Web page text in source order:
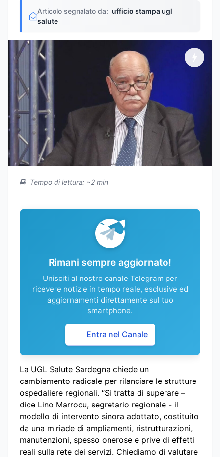
Articolo segnalato da: ufficio stampa ugl
salute
Tempo di lettura: ~2 min
Rimani sempre aggiornato!
Unisciti al nostro canale Telegram per
ricevere notizie in tempo reale, esclusive ed
aggiornamenti direttamente sul tuo
smartphone.
Entra nel Canale
La UGL Salute Sardegna chiede un
cambiamento radicale per rilanciare le strutture
ospedaliere regionali. “Si tratta di superare –
dice Lino Marrocu, segretario regionale - il
modello di intervento sinora adottato, costituito
da una miriade di ampliamenti, ristrutturazioni,
manutenzioni, spesso onerose e prive di effetti
reali sulla rete dei servizi. Chiediamo di valutare